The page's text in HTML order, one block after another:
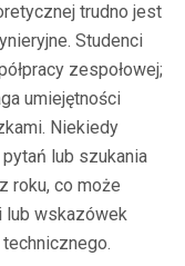
trudno jest
Studenci
zespołowej;
umiejętności
Niekiedy
lub szukania
roku, co może
lub wskazówek